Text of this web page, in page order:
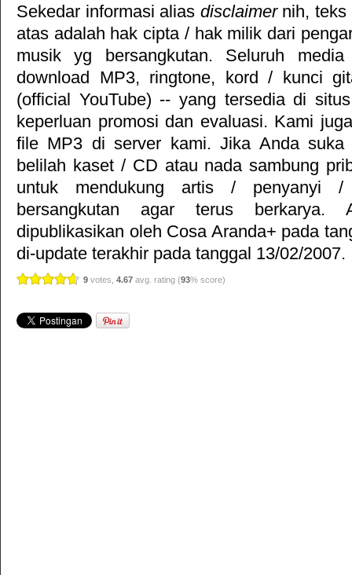
Sekedar informasi alias disclaimernih, teks
atas adalah hak cipta / hak milik dari
musik yg bersangkutan. Seluruh
download MP3, ringtone, kord / kunci
(official YouTube) -- yang tersedia di
keperluan promosi dan evaluasi. Kami
file MP3 di server kami. Jika Anda
belilah kaset / CD atau nada sambung
untuk mendukung artis / penyanyi
bersangkutan agar terus berkarya.
dipublikasikan oleh Cosa Aranda+ pada
di-update terakhir pada tanggal 13/02/2007.
9 votes, 4.67 avg. rating (93% score)